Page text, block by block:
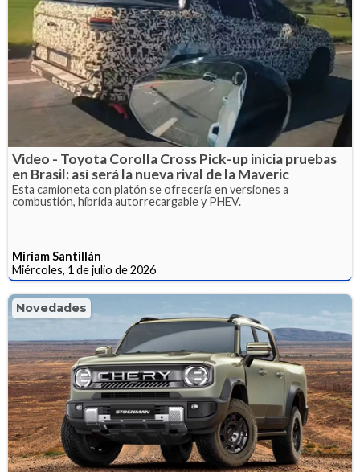
Video - Toyota Corolla Cross Pick-up inicia pruebas
en Brasil: así será la nueva rival de la Maveric
Esta camioneta con platón se ofrecería en versiones a
combustión, híbrida autorrecargable y PHEV.
Miriam Santillán
Miércoles, 1 de julio de 2026
Novedades